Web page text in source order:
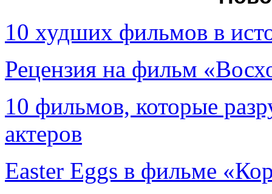
10 худших фильмов в
Рецензия на фильм
10 фильмов, которые
актеров
Easter Eggs в фильме